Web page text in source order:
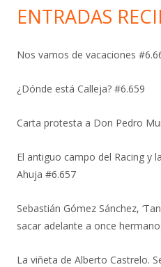
ENTRADAS
Nos vamos de vacaciones
¿Dónde está Calleja? #6.659
Carta protesta a Don Pedro
El antiguo campo del Racing y
Ahuja #6.657
Sebastián Gómez Sánchez,
sacar adelante a once
La viñeta de Alberto Castrelo.